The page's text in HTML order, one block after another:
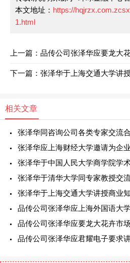
本文地址： https://
1.html
上一篇：品传公司张泽华应要龙大
下一篇：张泽华于上海交通大学讲
相关文章
张泽华同咨询公司各类专家交流
张泽华应上海财经大学邀请为企
张泽华于中国人民大学商学院学
张泽华于清华大学同专家教授交
张泽华于上海交通大学讲授商业
品传公司张泽华应上海外国语大
品传公司张泽华应要龙大花卉市
品传公司张泽华应君耀电子要求